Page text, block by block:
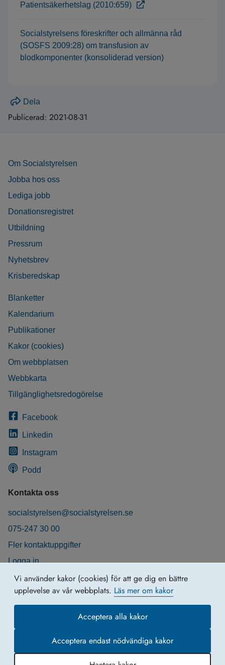
Vi använder kakor (cookies) för att ge dig en bättre
upplevelse av vår webbplats. Läs mer om kakor
Acceptera alla kakor
Acceptera endast nödvändiga kakor
Patientsäkerhetslag (2010:659)
Socialstyrelsens föreskrifter och allmänna råd
(SOSFS 2009:28) om transfusion av
blodkomponenter (konsoliderad version)
Dela
Publicerad: 2021-08-31
Om Socialstyrelsen
Jobba hos oss
Lediga jobb
Donationsregistret
Utbildning
Pressrum
Nyhetsbrev
Krisberedskap
Blanketter
Kalendarium
Publikationer
Kakor (cookies)
Om webbplatsen
Webbkarta
Tillgänglighetsredogörelse
Facebook
Linkedin
Instagram
Podd
Kontakta oss
socialstyrelsen@socialstyrelsen.se
075-247 30 00
Fler kontaktuppgifter
Logga in
Behandling av personuppgifter